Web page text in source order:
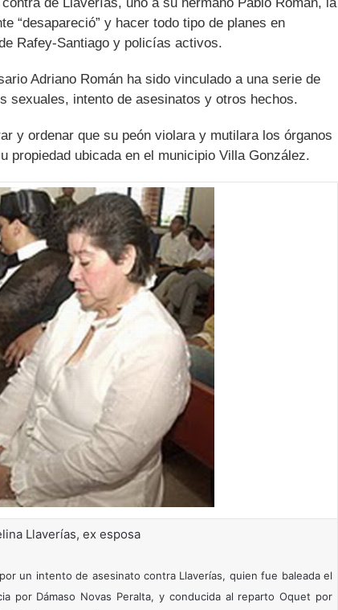
“desapareció” y hacer todo tipo de planes en
Rafey-Santiago y policías activos.
Adriano Román ha sido vinculado a una serie de
sexuales, intento de asesinatos y otros hechos.
y ordenar que su peón violara y mutilara los órganos
propiedad ubicada en el municipio Villa González.
Llaverías, ex esposa
un intento de asesinato contra Llaverías, quien fue baleada el
por Dámaso Novas Peralta, y conducida al reparto Oquet por